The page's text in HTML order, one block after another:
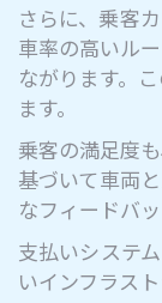
さらに、乗客
車率の高いル
ながります。
ます。
乗客の満足度
基づいて車両
なフィードバ
支払いシステ
いインフラス